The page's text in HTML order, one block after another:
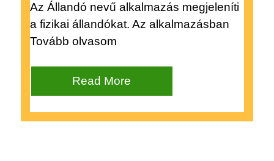
Az Állandó nevű alkalmazás megjeleníti
a fizikai állandókat. Az alkalmazásban
Tovább olvasom
Read More